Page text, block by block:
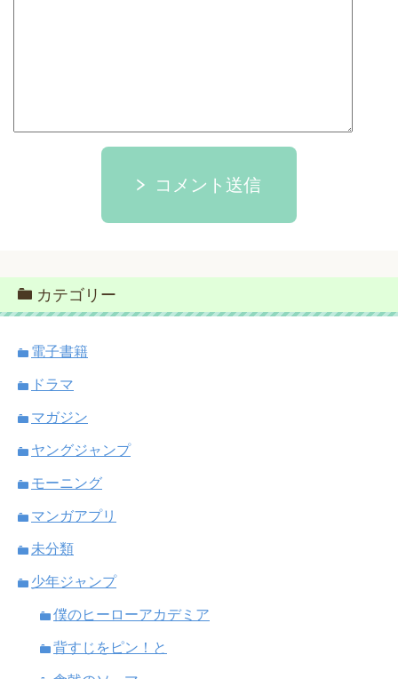
コメント送信
カテゴリー
電子書籍
ドラマ
マガジン
ヤングジャンプ
モーニング
マンガアプリ
未分類
少年ジャンプ
僕のヒーローアカデミア
背すじをピン！と